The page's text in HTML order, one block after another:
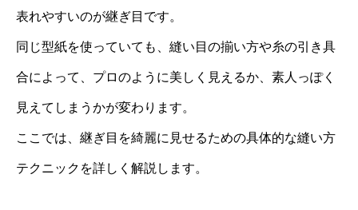
表れやすいのが継ぎ目です。
同じ型紙を使っていても、縫い目の揃い方や糸の引き具
合によって、プロのように美しく見えるか、素人っぽく
見えてしまうかが変わります。
ここでは、継ぎ目を綺麗に見せるための具体的な縫い方
テクニックを詳しく解説します。